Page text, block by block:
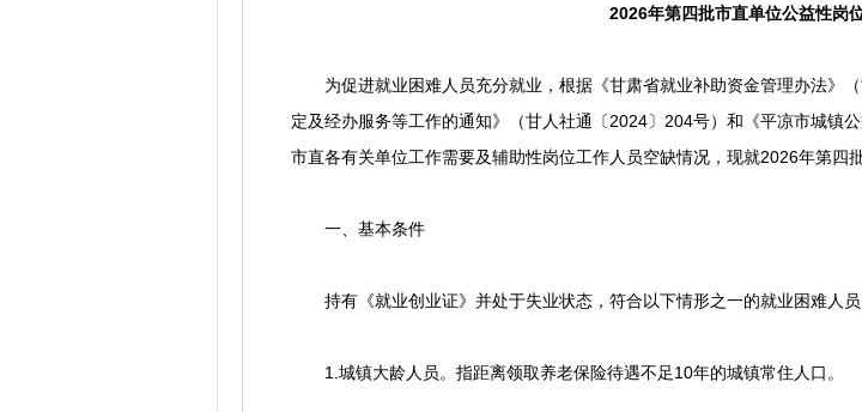
2026年第四批市直单位公益性岗
为促进就业困难人员充分就业，根据《甘肃省就业补助资金管理办法》
定及经办服务等工作的通知》（甘人社通〔2024〕204号）和《平凉市城镇
市直各有关单位工作需要及辅助性岗位工作人员空缺情况，现就2026年第四
一、基本条件
持有《就业创业证》并处于失业状态，符合以下情形之一的就业困难人员
1.城镇大龄人员。指距离领取养老保险待遇不足10年的城镇常住人口。